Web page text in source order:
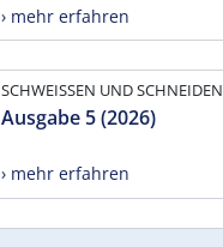
› mehr erfahren
SCHWEISSEN UND SCHNEIDEN
Ausgabe 5 (2026)
› mehr erfahren